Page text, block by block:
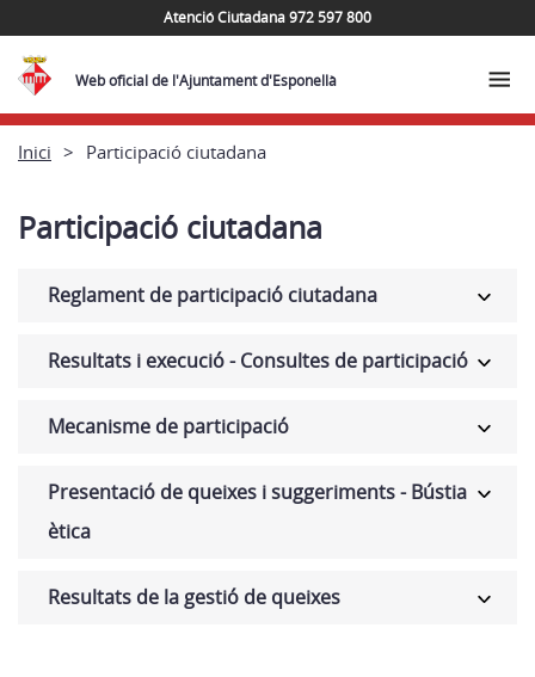
Atenció Ciutadana 972 597 800
Web oficial de l'Ajuntament d'Esponellà
Inici Participació ciutadana
Participació ciutadana
Reglament de participació ciutadana
Resultats i execució - Consultes de participació
Mecanisme de participació
Presentació de queixes i suggeriments - Bústia
ètica
Resultats de la gestió de queixes